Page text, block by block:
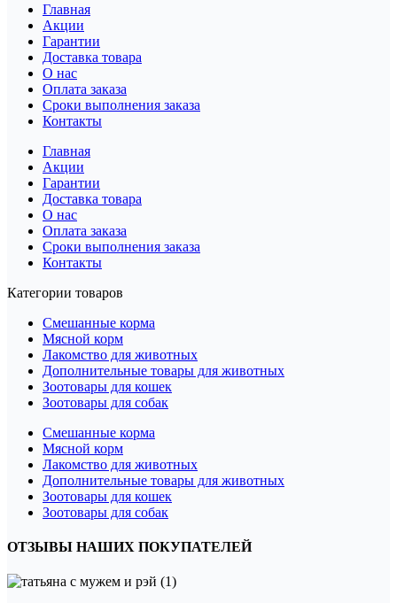
Главная
Акции
Гарантии
Доставка товара
О нас
Оплата заказа
Сроки выполнения заказа
Контакты
Главная
Акции
Гарантии
Доставка товара
О нас
Оплата заказа
Сроки выполнения заказа
Контакты
Категории товаров
Смешанные корма
Мясной корм
Лакомство для животных
Дополнительные товары для животных
Зоотовары для кошек
Зоотовары для собак
Смешанные корма
Мясной корм
Лакомство для животных
Дополнительные товары для животных
Зоотовары для кошек
Зоотовары для собак
ОТЗЫВЫ НАШИХ ПОКУПАТЕЛЕЙ